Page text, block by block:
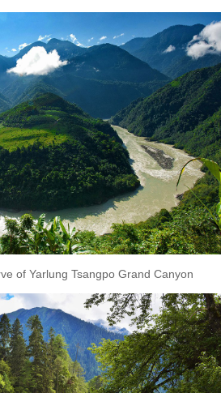
of Yarlung Tsangpo Grand Canyon